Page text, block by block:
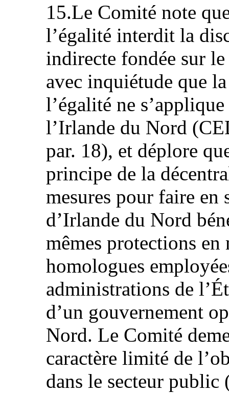
15.Le Comité note
l’égalité interdit la
indirecte fondée sur
avec inquiétude que
l’égalité ne
l’Irlande du Nord
par. 18), et déplore
principe de la
mesures pour faire en
d’Irlande du Nord
mêmes protections en
homologues
administrations de
d’un gouvernement
Nord. Le Comité
caractère limité de
dans le secteur public